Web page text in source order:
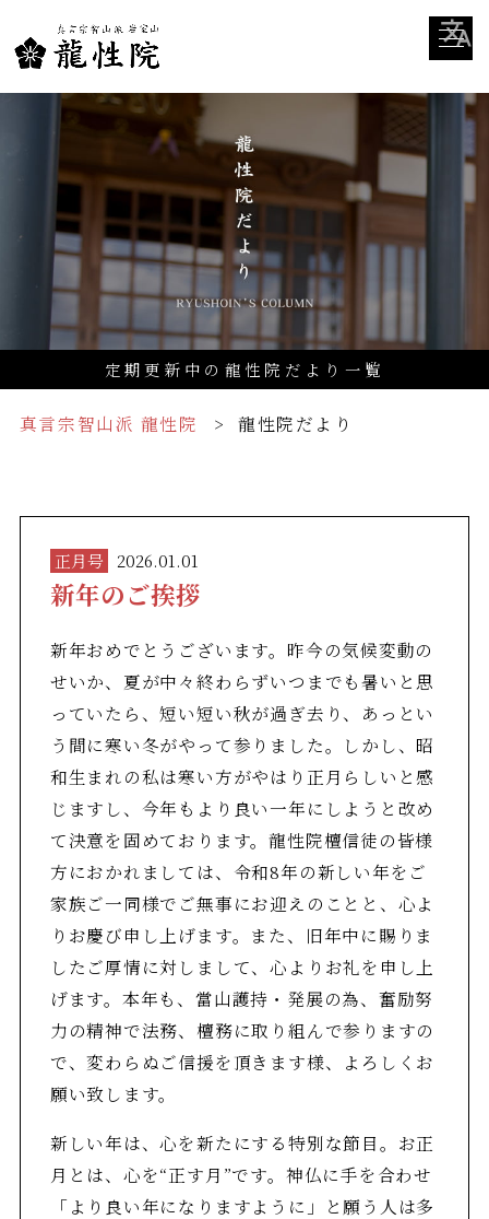
定期更新中の龍性院だより一覧
真言宗智山派 龍性院 龍性院だより
正月号 2026.01.01
新年のご挨拶
新年おめでとうございます。昨今の気候変動の
せいか、夏が中々終わらずいつまでも暑いと思
っていたら、短い短い秋が過ぎ去り、あっとい
う間に寒い冬がやって参りました。しかし、昭
和生まれの私は寒い方がやはり正月らしいと感
じますし、今年もより良い一年にしようと改め
て決意を固めております。龍性院檀信徒の皆様
方におかれましては、令和8年の新しい年をご
家族ご一同様でご無事にお迎えのことと、心よ
りお慶び申し上げます。また、旧年中に賜りま
したご厚情に対しまして、心よりお礼を申し上
げます。本年も、當山護持・発展の為、奮励努
力の精神で法務、檀務に取り組んで参りますの
で、変わらぬご信援を頂きます様、よろしくお
願い致します。
新しい年は、心を新たにする特別な節目。お正
月とは、心を“正す月”です。神仏に手を合わせ
「より良い年になりますように」と願う人は多